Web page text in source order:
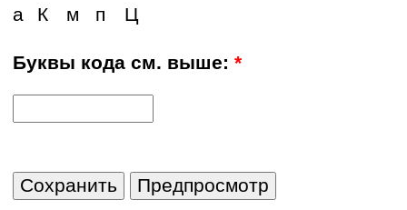
а Ц
п
м
К
Буквы кода см. выше:*